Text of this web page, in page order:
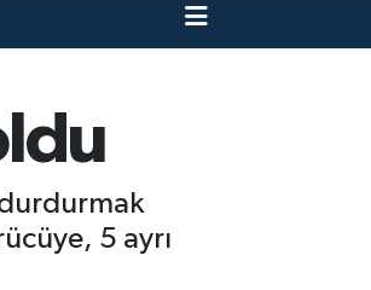
durdurmak
5 ayrı